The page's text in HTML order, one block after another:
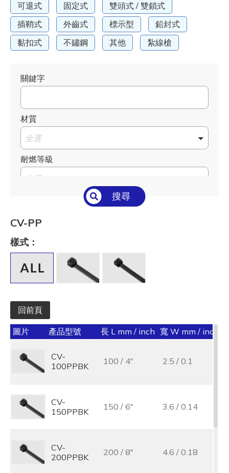
可退式
固定式
雙頭式 / 雙鎖式
插鞘式
外齒式 標示型
鉛封式
黏扣式
不鏽鋼 其他 紮線槍
關鍵字
材質
全選
耐燃等級
全選
全選
長 L mm / inch
寬 W mm / inch
全選
承受力 lbs/kgf/N
全選
最大束線徑 (mm)
基板孔徑 (mm)
全選
基板厚度 (mm)
全選
搜尋
CV-PP
樣式：
回前頁
圖片 產品型號 長 L mm / inch 寬 W mm / inch
CV-
100PPBK
100 / 4" 2.5 / 0.1
CV-
150PPBK
150 / 6" 3.6 / 0.14
CV-
200PPBK
200 / 8" 4.6 / 0.18